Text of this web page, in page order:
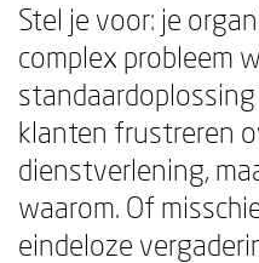
Stel je voor: je
complex probleem
klanten frustreren
dienstverlening,
waarom. Of
eindeloze